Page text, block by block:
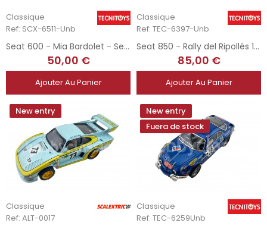
Classique
Ref: SCX-6511-Unb
Seat 600 - Mia Bardolet - Seat Sport
50,00 €
Ajouter Au Panier
Classique
Ref: TEC-6397-Unb
Seat 850 - Rally del Ripollés 1981
85,00 €
Ajouter Au Panier
New entry
Classique
Ref: ALT-0017
New entry
Fuera de stock
Classique
Ref: TEC-6259Unb